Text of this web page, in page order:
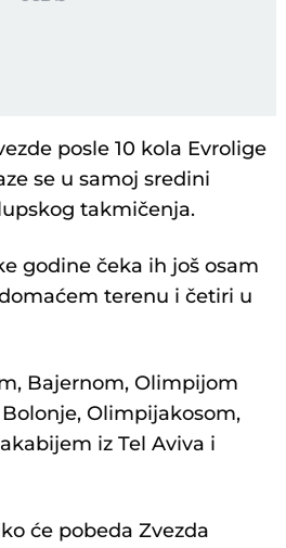
posle 10 kola Evrolige
se u samoj sredini
takmičenja.
godine čeka ih još osam
terenu i četiri u
Bajernom, Olimpijom
Olimpijakosom,
iz Tel Aviva i
će pobeda Zvezda